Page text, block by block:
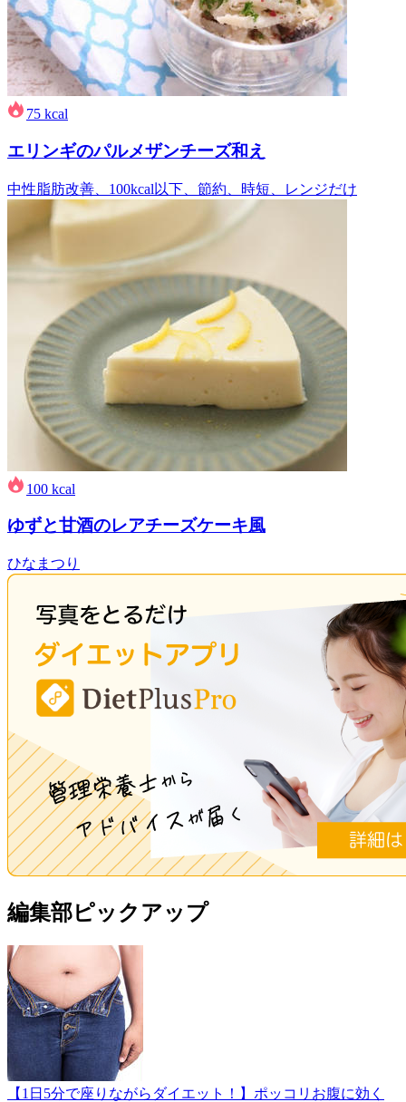
75 kcal
エリンギのパルメザンチーズ和え
中性脂肪改善、100kcal以下、節約、時短、レンジだけ
100 kcal
ゆずと甘酒のレアチーズケーキ風
ひなまつり
編集部ピックアップ
【1日5分で座りながらダイエット！】ポッコリお腹に効く